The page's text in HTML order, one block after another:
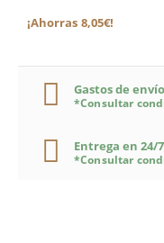
¡Ahorras 8,05€!
Gastos de
*Consultar
Entrega en 24/
*Consultar